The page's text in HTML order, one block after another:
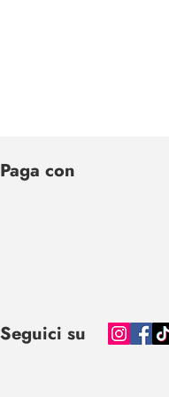
Paga con
Seguici su